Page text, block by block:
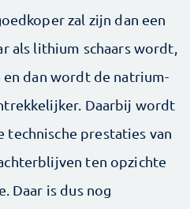
zal zijn dan een
als lithium schaars wordt,
en dan wordt de natrium-
Daarbij wordt
technische prestaties van
ten opzichte
Daar is dus nog